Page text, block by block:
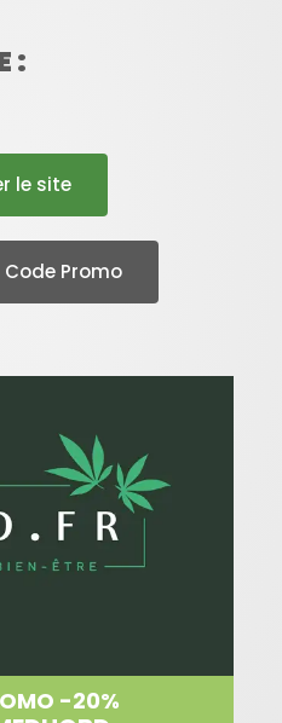
:
le site
Promo
-20%